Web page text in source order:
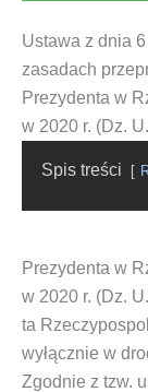
Ustawa z dnia
zasadach
Prezydenta w
w 2020 r. (Dz.
Spis tre­ści
Pre­zy­den­ta w
w 2020 r. (Dz.
ta
wyłącz­nie w
Zgod­nie z tzw.